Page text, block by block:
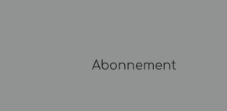
Abonnement